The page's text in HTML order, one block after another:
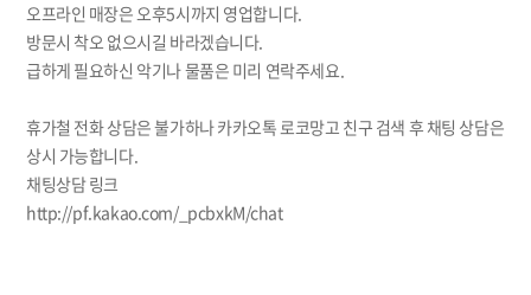
오프라인 매장은 오후5시까지 영업합니다.
방문시 착오 없으시길 바라겠습니다.
급하게 필요하신 악기나 물품은 미리 연락주세요.
휴가철 전화 상담은 불가하나 카카오톡 로코망고 친구 검색 후 채팅 상담은
상시 가능합니다.
채팅상담 링크
http://pf.kakao.com/_pcbxkM/chat